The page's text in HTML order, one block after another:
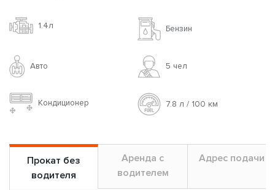
1.4л Бензин
Авто 5 чел
Кондиционер 7.8 л / 100 км
Прокат без
водителя
Аренда с
водителем
Адрес подачи